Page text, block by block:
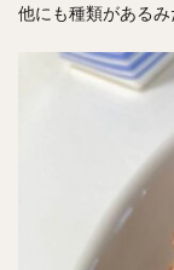
他にも種類があるみ